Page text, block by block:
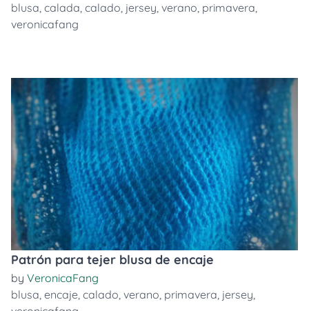
blusa, calada, calado, jersey, verano, primavera,
veronicafang
Patrón para tejer blusa de encaje
by VeronicaFang
blusa, encaje, calado, verano, primavera, jersey,